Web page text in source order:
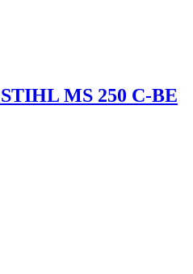
MS 250 C-BE